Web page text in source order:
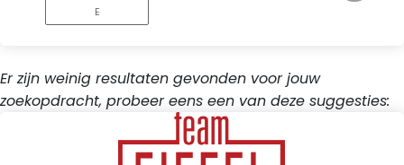
E
Er zijn weinig resultaten gevonden voor jouw
zoekopdracht, probeer eens een van deze suggesties: